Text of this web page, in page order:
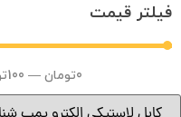
فیلتر قیمت
0تومان —
100